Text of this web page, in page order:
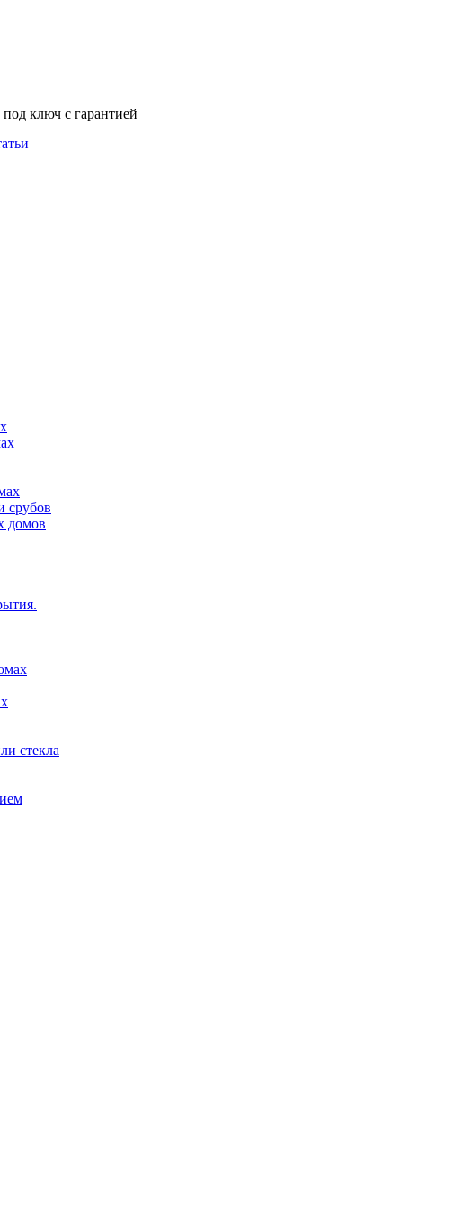
ключ с гарантией
срубов
домов
стекла